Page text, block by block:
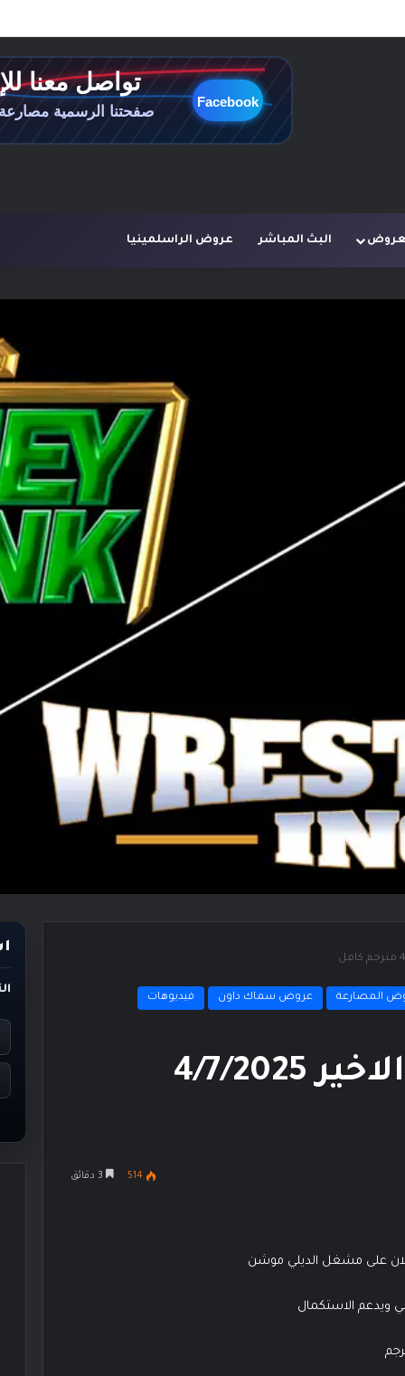
البث المباشر عروض الراسلمينيا
المصارعة عروض سماك داون فيديوهات
عرض سماك داون الاخير 4/7/2025
514
على مشغل الديلي موشن
ويدعم الاستكمال